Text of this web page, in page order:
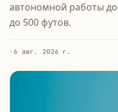
автономной работы до
до 500 футов.
· 6 авг. 2026 г.